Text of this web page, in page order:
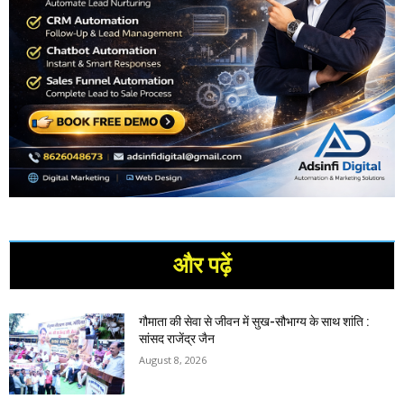
और पढ़ें
गौमाता की सेवा से जीवन में सुख-सौभाग्य के साथ शांति :
सांसद राजेंद्र जैन
August 8, 2026